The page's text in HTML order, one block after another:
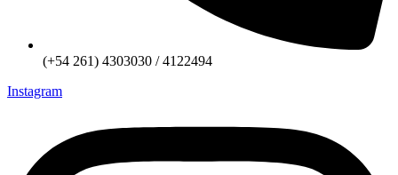
(+54 261) 4303030 / 4122494
Instagram